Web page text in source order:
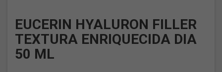
EUCERIN HYALURON FILLER
TEXTURA ENRIQUECIDA DIA
50 ML